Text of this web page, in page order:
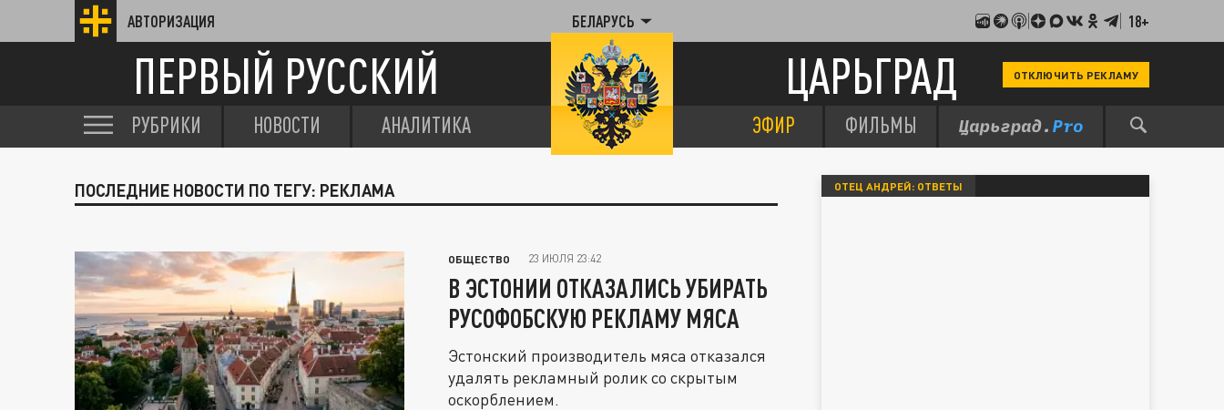
АВТОРИЗАЦИЯ БЕЛАРУСЬ 18+
ПЕРВЫЙ РУССКИЙ ЦАРЬГРАД ОТКЛЮЧИТЬ РЕКЛАМУ
РУБРИКИ НОВОСТИ АНАЛИТИКА ЭФИР ФИЛЬМЫ
ПОСЛЕДНИЕ НОВОСТИ ПО ТЕГУ: РЕКЛАМА
ОБЩЕСТВО 23 ИЮЛЯ 23:42
В ЭСТОНИИ ОТКАЗАЛИСЬ УБИРАТЬ
РУСОФОБСКУЮ РЕКЛАМУ МЯСА
Эстонский производитель мяса отказался
удалять рекламный ролик со скрытым
оскорблением.
ОТЕЦ АНДРЕЙ: ОТВЕТЫ